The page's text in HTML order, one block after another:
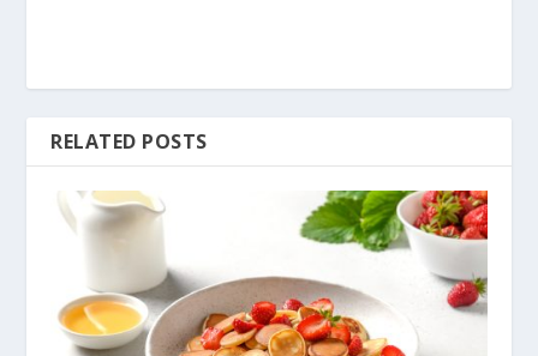
RELATED POSTS